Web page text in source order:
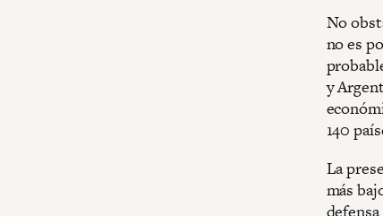
No
no es
y
140
La
más